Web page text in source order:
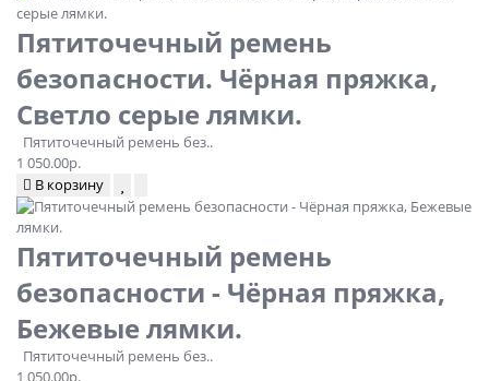
Пятиточечный ремень
безопасности. Чёрная пряжка,
Светло серые лямки.
Пятиточечный ремень без..
1 050.00р.
В корзину
Пятиточечный ремень
безопасности - Чёрная пряжка,
Бежевые лямки.
Пятиточечный ремень без..
1 050.00р.